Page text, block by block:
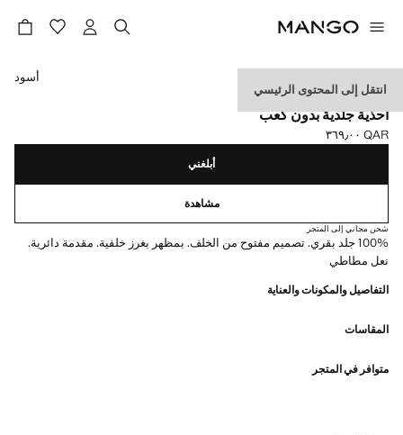
انتقل إلى المحتوى الرئيسي
الجلد
أحذية جلدية بدون كعب
السعر الحالي [QAR ٣٦٩٫٠٠ ]
QAR ٣٦٩٫٠٠
حدد اللون
أسود
أبلغني
مشاهدة
شحن مجاني إلى المتجر
100% جلد بقري. تصميم مفتوح من الخلف. بمظهر بغرز خلفية. مقدمة دائرية.
نعل مطاطي
التفاصيل والمكونات والعناية
المقاسات
متوافر في المتجر